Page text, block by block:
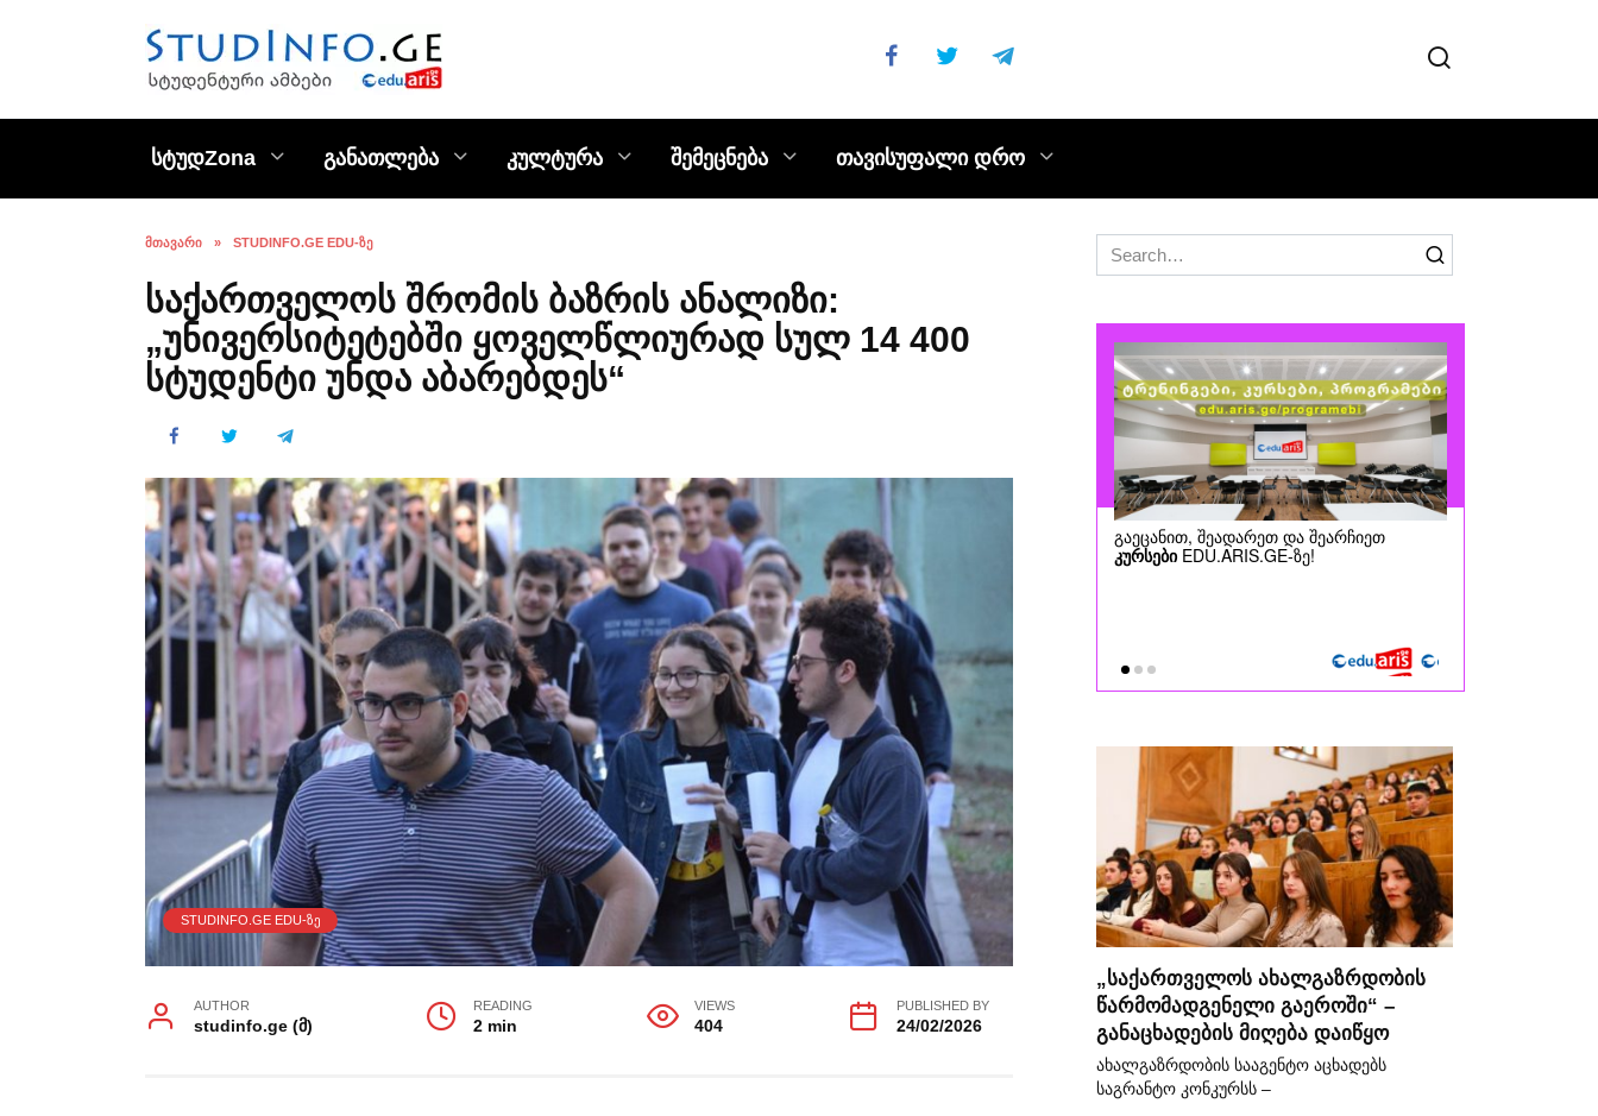
სტუდZona განათლება კულტურა შემეცნება თავისუფალი დრო
ᲛᲗᲐᲕᲐᲠᲘ » STUDINFO.GE EDU-ᲖᲔ
საქართველოს შრომის ბაზრის ანალიზი:
„უნივერსიტეტებში ყოველწლიურად სულ 14 400
სტუდენტი უნდა აბარებდეს“
STUDINFO.GE EDU-ᲖᲔ
AUTHOR
studinfo.ge (მ)
READING
2 min
VIEWS
404
PUBLISHED BY
24/02/2026
Search
for:
„საქართველოს ახალგაზრდობის
წარმომადგენელი გაეროში“ –
განაცხადების მიღება დაიწყო
ახალგაზრდობის სააგენტო აცხადებს
საგრანტო კონკურსს –